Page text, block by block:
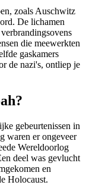
zoals Auschwitz
De lichamen
die meewerkten
gaskamers
de nazi's, ontliep je
gebeurtenissen in
waren er ongeveer
Wereldoorlog
deel was gevlucht
en
Holocaust.